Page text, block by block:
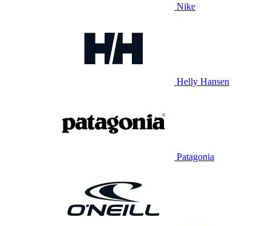
Nike
Helly Hansen
Patagonia